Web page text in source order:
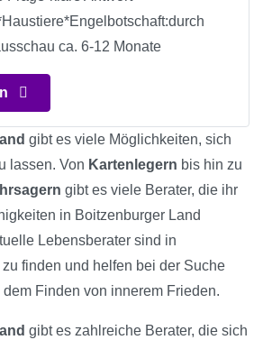
ca. 6-12 Monate
gibt es viele Möglichkeiten, sich
lassen. Von Kartenlegern bis hin zu
gibt es viele Berater, die ihr
in Boitzenburger Land
Lebensberater sind in
finden und helfen bei der Suche
Finden von innerem Frieden.
gibt es zahlreiche Berater, die sich